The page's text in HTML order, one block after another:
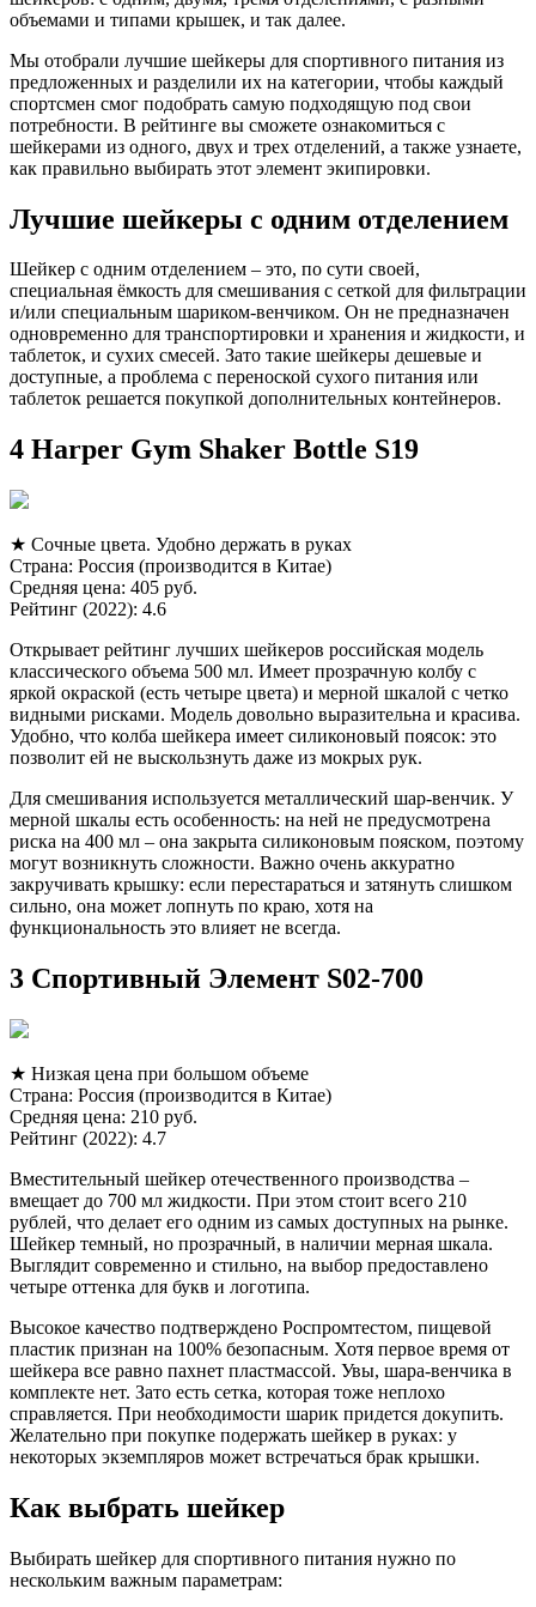
объемами и типами крышек, и так далее.
Мы отобрали лучшие шейкеры для спортивного питания из
предложенных и разделили их на категории, чтобы каждый
спортсмен смог подобрать самую подходящую под свои
потребности. В рейтинге вы сможете ознакомиться с
шейкерами из одного, двух и трех отделений, а также узнаете,
как правильно выбирать этот элемент экипировки.
Лучшие шейкеры с одним отделением
Шейкер с одним отделением – это, по сути своей,
специальная ёмкость для смешивания с сеткой для фильтрации
и/или специальным шариком-венчиком. Он не предназначен
одновременно для транспортировки и хранения и жидкости, и
таблеток, и сухих смесей. Зато такие шейкеры дешевые и
доступные, а проблема с переноской сухого питания или
таблеток решается покупкой дополнительных контейнеров.
4 Harper Gym Shaker Bottle S19
★ Сочные цвета. Удобно держать в руках
Страна: Россия (производится в Китае)
Средняя цена: 405 руб.
Рейтинг (2022): 4.6
Открывает рейтинг лучших шейкеров российская модель
классического объема 500 мл. Имеет прозрачную колбу с
яркой окраской (есть четыре цвета) и мерной шкалой с четко
видными рисками. Модель довольно выразительна и красива.
Удобно, что колба шейкера имеет силиконовый поясок: это
позволит ей не выскользнуть даже из мокрых рук.
Для смешивания используется металлический шар-венчик. У
мерной шкалы есть особенность: на ней не предусмотрена
риска на 400 мл – она закрыта силиконовым пояском, поэтому
могут возникнуть сложности. Важно очень аккуратно
закручивать крышку: если перестараться и затянуть слишком
сильно, она может лопнуть по краю, хотя на
функциональность это влияет не всегда.
3 Спортивный Элемент S02-700
★ Низкая цена при большом объеме
Страна: Россия (производится в Китае)
Средняя цена: 210 руб.
Рейтинг (2022): 4.7
Вместительный шейкер отечественного производства –
вмещает до 700 мл жидкости. При этом стоит всего 210
рублей, что делает его одним из самых доступных на рынке.
Шейкер темный, но прозрачный, в наличии мерная шкала.
Выглядит современно и стильно, на выбор предоставлено
четыре оттенка для букв и логотипа.
Высокое качество подтверждено Роспромтестом, пищевой
пластик признан на 100% безопасным. Хотя первое время от
шейкера все равно пахнет пластмассой. Увы, шара-венчика в
комплекте нет. Зато есть сетка, которая тоже неплохо
справляется. При необходимости шарик придется докупить.
Желательно при покупке подержать шейкер в руках: у
некоторых экземпляров может встречаться брак крышки.
Как выбрать шейкер
Выбирать шейкер для спортивного питания нужно по
нескольким важным параметрам: